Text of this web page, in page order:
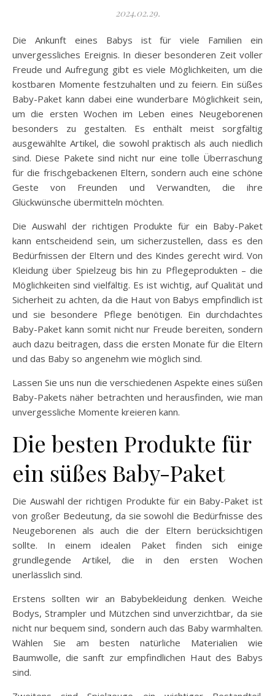
2024.02.29.
Die Ankunft eines Babys ist für viele Familien ein
unvergessliches Ereignis. In dieser besonderen Zeit voller
Freude und Aufregung gibt es viele Möglichkeiten, um die
kostbaren Momente festzuhalten und zu feiern. Ein süßes
Baby-Paket kann dabei eine wunderbare Möglichkeit sein,
um die ersten Wochen im Leben eines Neugeborenen
besonders zu gestalten. Es enthält meist sorgfältig
ausgewählte Artikel, die sowohl praktisch als auch niedlich
sind. Diese Pakete sind nicht nur eine tolle Überraschung
für die frischgebackenen Eltern, sondern auch eine schöne
Geste von Freunden und Verwandten, die ihre
Glückwünsche übermitteln möchten.
Die Auswahl der richtigen Produkte für ein Baby-Paket
kann entscheidend sein, um sicherzustellen, dass es den
Bedürfnissen der Eltern und des Kindes gerecht wird. Von
Kleidung über Spielzeug bis hin zu Pflegeprodukten – die
Möglichkeiten sind vielfältig. Es ist wichtig, auf Qualität und
Sicherheit zu achten, da die Haut von Babys empfindlich ist
und sie besondere Pflege benötigen. Ein durchdachtes
Baby-Paket kann somit nicht nur Freude bereiten, sondern
auch dazu beitragen, dass die ersten Monate für die Eltern
und das Baby so angenehm wie möglich sind.
Lassen Sie uns nun die verschiedenen Aspekte eines süßen
Baby-Pakets näher betrachten und herausfinden, wie man
unvergessliche Momente kreieren kann.
Die besten Produkte für
ein süßes Baby-Paket
Die Auswahl der richtigen Produkte für ein Baby-Paket ist
von großer Bedeutung, da sie sowohl die Bedürfnisse des
Neugeborenen als auch die der Eltern berücksichtigen
sollte. In einem idealen Paket finden sich einige
grundlegende Artikel, die in den ersten Wochen
unerlässlich sind.
Erstens sollten wir an Babybekleidung denken. Weiche
Bodys, Strampler und Mützchen sind unverzichtbar, da sie
nicht nur bequem sind, sondern auch das Baby warmhalten.
Wählen Sie am besten natürliche Materialien wie
Baumwolle, die sanft zur empfindlichen Haut des Babys
sind.